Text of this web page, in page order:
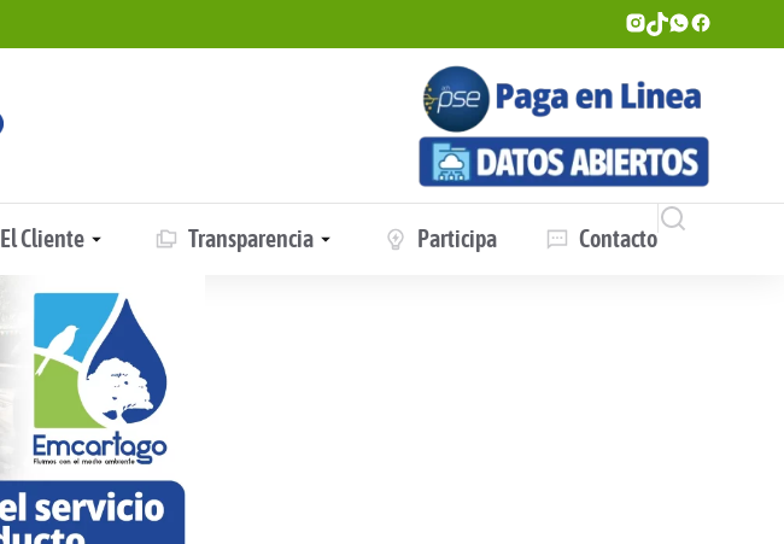
El Cliente Transparencia Participa Contacto